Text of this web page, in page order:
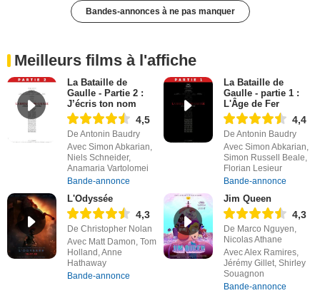
Bandes-annonces à ne pas manquer
Meilleurs films à l'affiche
La Bataille de
Gaulle - Partie 2 :
J’écris ton nom
4,5
De Antonin Baudry
Avec Simon Abkarian,
Niels Schneider,
Anamaria Vartolomei
Bande-annonce
La Bataille de
Gaulle - partie 1 :
L'Âge de Fer
4,4
De Antonin Baudry
Avec Simon Abkarian,
Simon Russell Beale,
Florian Lesieur
Bande-annonce
L'Odyssée
4,3
De Christopher Nolan
Avec Matt Damon, Tom
Holland, Anne
Hathaway
Bande-annonce
Jim Queen
4,3
De Marco Nguyen,
Nicolas Athane
Avec Alex Ramires,
Jérémy Gillet, Shirley
Souagnon
Bande-annonce